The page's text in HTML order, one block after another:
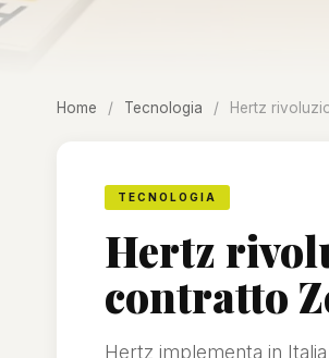
Home / Tecnologia / Hertz
TECNOLOGIA
Hertz
contratto
Hertz implementa in